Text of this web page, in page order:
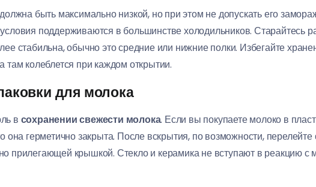
быть максимально низкой, но при этом не допускать его
поддерживаются в большинстве холодильников. Старайтесь
стабильна, обычно это средние или нижние полки. Избегайте
там колеблется при каждом открытии.
для молока
в сохранении свежести молока. Если вы покупаете молоко в
она герметично закрыта. После вскрытия, по возможности,
прилегающей крышкой. Стекло и керамика не вступают в реакцию